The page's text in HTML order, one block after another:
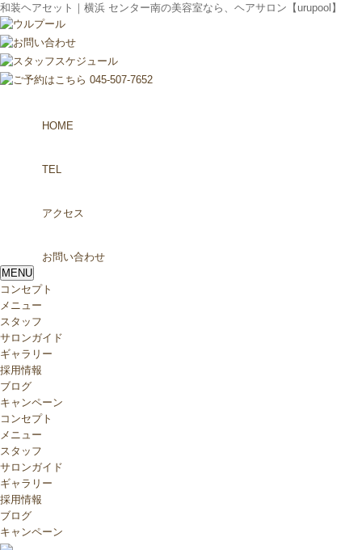
和装ヘアセット｜横浜 センター南の美容室なら、ヘアサロン【urupool】
HOME
TEL
アクセス
お問い合わせ
MENU
コンセプト
メニュー
スタッフ
サロンガイド
ギャラリー
採用情報
ブログ
キャンペーン
コンセプト
メニュー
スタッフ
サロンガイド
ギャラリー
採用情報
ブログ
キャンペーン